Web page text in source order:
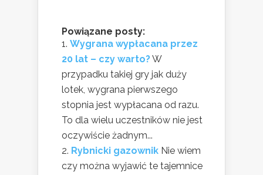
Powiązane posty:
Wygrana wypłacana przez
20 lat – czy warto?W
przypadku takiej gry jak duży
lotek, wygrana pierwszego
stopnia jest wypłacana od razu.
To dla wielu uczestników nie jest
oczywiście żadnym...
Rybnicki gazownik Nie wiem
czy można wyjawić te tajemnice